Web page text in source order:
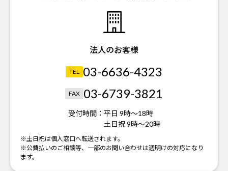
法人のお客様
TEL 03-6636-4323
FAX 03-6739-3821
受付時間： 平日 9時～18時
土日祝 9時～20時
※土日祝は個人窓口へ転送されます。
※公費払いのご相談等、一部のお問い合わせは週明けの対応になり
ます。